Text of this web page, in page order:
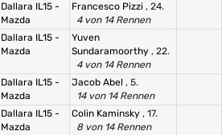
Dallara IL15 -
Mazda
Francesco Pizzi , 24.
4 von 14 Rennen
Dallara IL15 -
Mazda
Yuven
Sundaramoorthy , 22.
4 von 14 Rennen
Dallara IL15 -
Mazda
Jacob Abel , 5.
14 von 14 Rennen
Dallara IL15 -
Mazda
Colin Kaminsky , 17.
8 von 14 Rennen